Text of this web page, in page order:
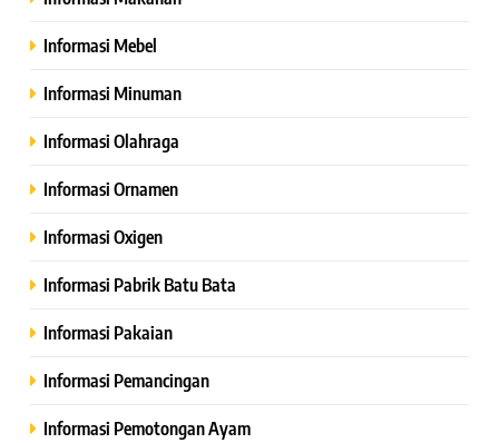
Informasi Mebel
Informasi Minuman
Informasi Olahraga
Informasi Ornamen
Informasi Oxigen
Informasi Pabrik Batu Bata
Informasi Pakaian
Informasi Pemancingan
Informasi Pemotongan Ayam